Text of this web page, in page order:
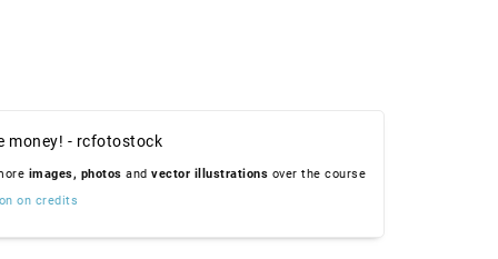
money! - rcfotostock
images, photos and vector illustrations over the course
on credits